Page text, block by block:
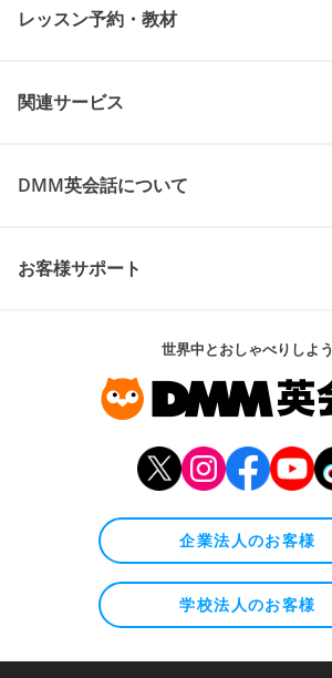
レッスン予約・教材
関連サービス
DMM英会話について
お客様サポート
世界中とおしゃべりしよう
企業法人のお客様
学校法人のお客様